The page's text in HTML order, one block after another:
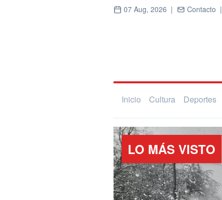
07 Aug, 2026 | Contacto |
Inicio Cultura Deportes
LO MÁS VISTO